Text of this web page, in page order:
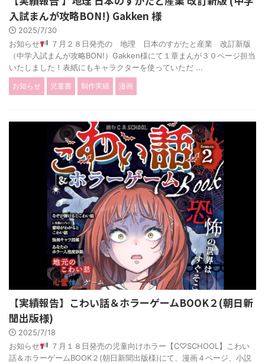
入試まんが攻略BON!) Gakken 様
2025/7/30
お知らせ
７月２８日発売の 地理 日本のすがたと産業 改訂新版
（中学入試まんが攻略BON!）Gakken様にて１章まんが３０ページ担当
いたしました！表紙にもキャラクターを使っていただ ...
お知らせ 児童書 制作実績 漫画
【実績報告】こわい話＆ホラーゲームBOOK２(朝日新
聞出版様)
2025/7/18
お知らせ
７月１８日発売の児童向けホラー【C♡SCHOOL】こわい
話＆ホラーゲームBOOK２(朝日新聞出版様)にて、漫画４ページ、小説